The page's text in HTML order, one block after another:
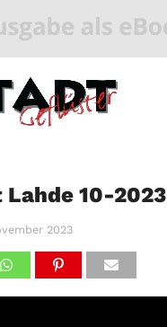
10-2023
2023